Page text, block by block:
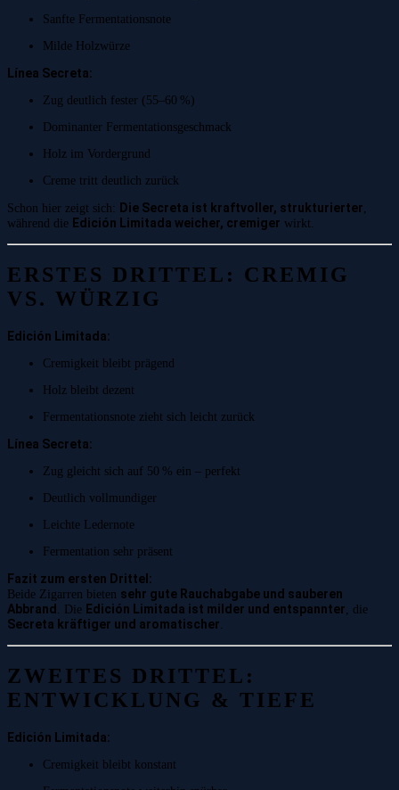
Sanfte Fermentationsnote
Milde Holzwürze
Línea Secreta:
Zug deutlich fester (55–60 %)
Dominanter Fermentationsgeschmack
Holz im Vordergrund
Creme tritt deutlich zurück
Schon hier zeigt sich: Die Secreta ist kraftvoller, strukturierter,
während die Edición Limitada weicher, cremiger wirkt.
ERSTES DRITTEL: CREMIG
VS. WÜRZIG
Edición Limitada:
Cremigkeit bleibt prägend
Holz bleibt dezent
Fermentationsnote zieht sich leicht zurück
Línea Secreta:
Zug gleicht sich auf 50 % ein – perfekt
Deutlich vollmundiger
Leichte Ledernote
Fermentation sehr präsent
Fazit zum ersten Drittel:
Beide Zigarren bieten sehr gute Rauchabgabe und sauberen
Abbrand . Die Edición Limitada ist milder und entspannter, die
Secreta kräftiger und aromatischer.
ZWEITES DRITTEL:
ENTWICKLUNG & TIEFE
Edición Limitada:
Cremigkeit bleibt konstant